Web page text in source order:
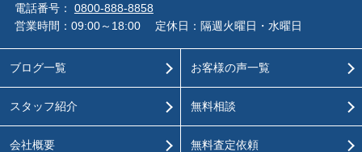
電話番号： 0800-888-8858
営業時間：09:00～18:00
定休日：隔週火曜日・水曜日
ブログ一覧
スタッフ紹介
会社概要
お客様の声一覧
無料相談
無料査定依頼